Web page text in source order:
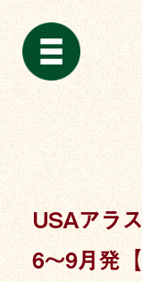
USAアラ
6〜9月発【